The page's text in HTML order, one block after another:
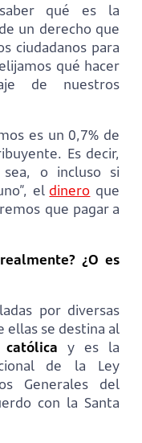
qué es la
un derecho que
ciudadanos para
qué hacer
de nuestros
es un 0,7% de
Es decir,
o incluso si
el dinero que
que pagar a
¿O es
por diversas
ellas se destina al
y es la
de la Ley
Generales del
con la Santa